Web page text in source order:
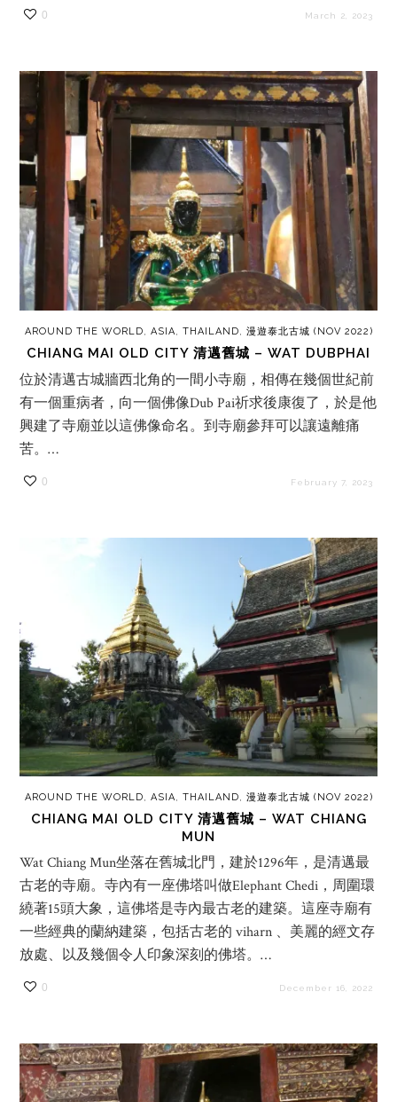
0 March 2, 2023
AROUND THE WORLD ASIA THAILAND 漫遊泰北古城 (NOV 2022)
CHIANG MAI OLD CITY 清邁舊城 – WAT DUBPHAI
位於清邁古城牆西北角的一間小寺廟，相傳在幾個世紀前
有一個重病者，向一個佛像Dub Pai祈求後康復了，於是他
興建了寺廟並以這佛像命名。到寺廟參拜可以讓遠離痛
苦。…
0 February 7, 2023
AROUND THE WORLD, ASIA, THAILAND, 漫遊泰北古城 (NOV 2022)
CHIANG MAI OLD CITY 清邁舊城 – WAT CHIANG
MUN
Wat Chiang Mun坐落在舊城北門，建於1296年，是清邁最
古老的寺廟。寺內有一座佛塔叫做Elephant Chedi，周圍環
繞著15頭大象，這佛塔是寺內最古老的建築。這座寺廟有
一些經典的蘭納建築，包括古老的 viharn 、美麗的經文存
放處、以及幾個令人印象深刻的佛塔。…
0 December 16, 2022